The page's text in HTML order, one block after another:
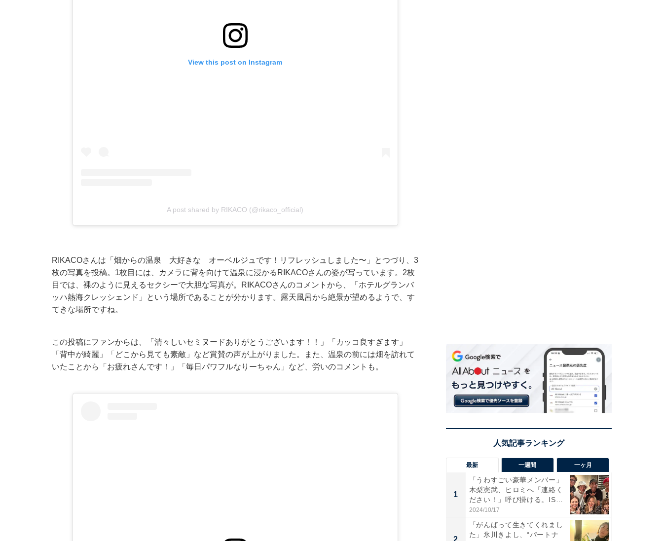
View this post on Instagram
A post shared by RIKACO (@rikaco_official)
RIKACOさんは「畑からの温泉 大好きな オーベルジュです！リフレッシュしました〜」とつづり、3
枚の写真を投稿。1枚目には、カメラに背を向けて温泉に浸かるRIKACOさんの姿が写っています。2枚
目では、裸のように見えるセクシーで大胆な写真が。RIKACOさんのコメントから、「ホテルグランバ
ッハ熱海クレッシェンド」という場所であることが分かります。露天風呂から絶景が望めるようで、す
てきな場所ですね。
この投稿にファンからは、「清々しいセミヌードありがとうございます！！」「カッコ良すぎます」
「背中が綺麗」「どこから見ても素敵」など賞賛の声が上がりました。また、温泉の前には畑を訪れて
いたことから「お疲れさんです！」「毎日パワフルなりーちゃん」など、労いのコメントも。
最新 一週間 一ヶ月
1
「うわすごい豪華メンバー」
木梨憲武、ヒロミへ「連絡く
ださい！」呼び掛ける。IS
S...
2024/10/17
2
「がんばって生きてくれまし
た」氷川きよし、“パートナ